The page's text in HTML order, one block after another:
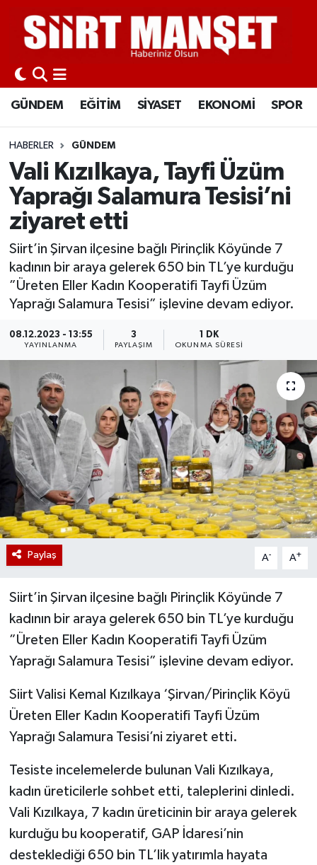
GÜNDEM EĞİTİM SİYASET EKONOMİ SPOR
HABERLER GÜNDEM
Vali Kızılkaya, Tayfi Üzüm
Yaprağı Salamura Tesisi’ni
ziyaret etti
Siirt’in Şirvan ilçesine bağlı Pirinçlik Köyünde 7
kadının bir araya gelerek 650 bin TL’ye kurduğu
”Üreten Eller Kadın Kooperatifi Tayfi Üzüm
Yaprağı Salamura Tesisi” işlevine devam ediyor.
08.12.2023 - 13:55
YAYINLANMA
3
PAYLAŞIM
1 DK
OKUNMA SÜRESI
Paylaş A- A+
Siirt’in Şirvan ilçesine bağlı Pirinçlik Köyünde 7
kadının bir araya gelerek 650 bin TL’ye kurduğu
”Üreten Eller Kadın Kooperatifi Tayfi Üzüm
Yaprağı Salamura Tesisi” işlevine devam ediyor.
Siirt Valisi Kemal Kızılkaya ‘Şirvan/Pirinçlik Köyü
Üreten Eller Kadın Kooperatifi Tayfi Üzüm
Yaprağı Salamura Tesisi’ni ziyaret etti.
Tesiste incelemelerde bulunan Vali Kızılkaya,
kadın üreticilerle sohbet etti, taleplerini dinledi.
Vali Kızılkaya, 7 kadın üreticinin bir araya gelerek
kurduğu bu kooperatif, GAP İdaresi’nin
desteklediği 650 bin TL’lik yatırımla hayata
GÜNDEM
EĞİTİM
SİYASET
EKONOMİ
SPOR
KÜLTÜR-SANAT
SAĞLIK-YAŞAM
Siirt Nöbetçi Eczaneler
Siirt Hava Durumu
Siirt Namaz Vakitleri
Siirt Trafik Yoğunluk Haritası
Süper Lig Puan Durumu ve Fikstür
Son Dakika Haberleri
Haber Arşivi